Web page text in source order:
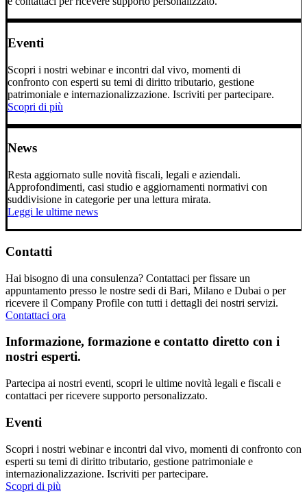
Eventi
Scopri i nostri webinar e incontri dal vivo, momenti di
confronto con esperti su temi di diritto tributario, gestione
patrimoniale e internazionalizzazione. Iscriviti per partecipare.
Scopri di più
News
Resta aggiornato sulle novità fiscali, legali e aziendali.
Approfondimenti, casi studio e aggiornamenti normativi con
suddivisione in categorie per una lettura mirata.
Leggi le ultime news
Contatti
Hai bisogno di una consulenza? Contattaci per fissare un
appuntamento presso le nostre sedi di Bari, Milano e Dubai o per
ricevere il Company Profile con tutti i dettagli dei nostri servizi.
Contattaci ora
Informazione, formazione e contatto diretto con i
nostri esperti.
Partecipa ai nostri eventi, scopri le ultime novità legali e fiscali e
contattaci per ricevere supporto personalizzato.
Eventi
Scopri i nostri webinar e incontri dal vivo, momenti di confronto con
esperti su temi di diritto tributario, gestione patrimoniale e
internazionalizzazione. Iscriviti per partecipare.
Scopri di più